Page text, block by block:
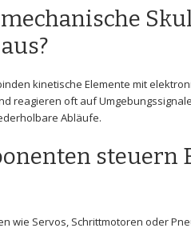
kinetische Elemente‌ mit
reagieren oft ⁢auf
Abläufe.
steuern
wie⁢ Servos, Schrittmotoren ⁢oder‌